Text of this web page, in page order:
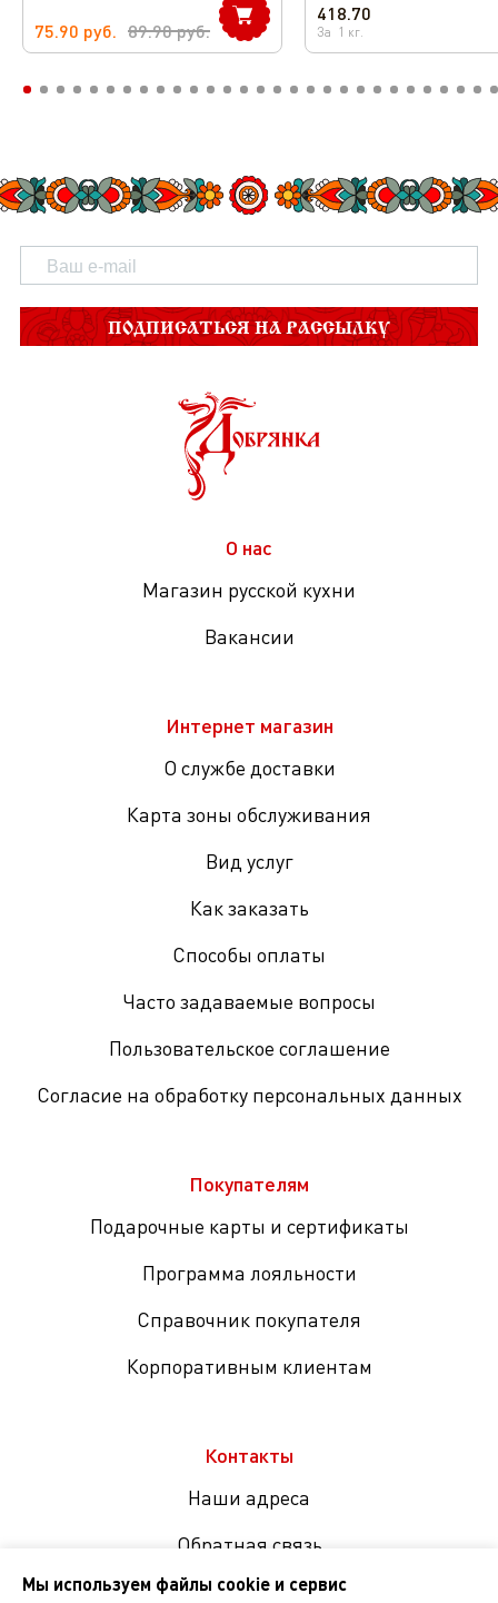
75.90 руб. 89.90руб.
418.70
За 1 кг.
ПОДПИСАТЬСЯ НА РАССЫЛКУ
О нас
Магазин русской кухни
Вакансии
Интернет магазин
О службе доставки
Карта зоны обслуживания
Вид услуг
Как заказать
Способы оплаты
Часто задаваемые вопросы
Пользовательское соглашение
Согласие на обработку персональных данных
Покупателям
Подарочные карты и сертификаты
Программа лояльности
Справочник покупателя
Корпоративным клиентам
Контакты
Наши адреса
Обратная связь
Мы используем файлы cookie и сервис